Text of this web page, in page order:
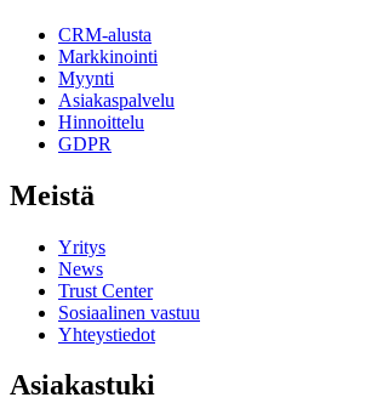
CRM-alusta
Markkinointi
Myynti
Asiakaspalvelu
Hinnoittelu
GDPR
Meistä
Yritys
News
Trust Center
Sosiaalinen vastuu
Yhteystiedot
Asiakastuki